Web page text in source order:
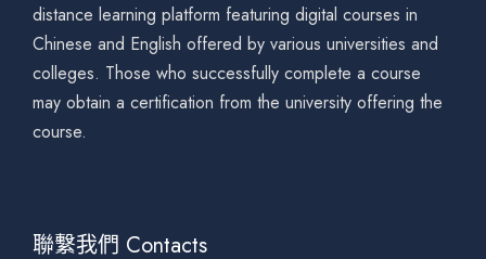
distance learning platform featuring digital courses in
Chinese and English offered by various universities and
colleges. Those who successfully complete a course
may obtain a certification from the university offering the
course.
聯繫我們 Contacts